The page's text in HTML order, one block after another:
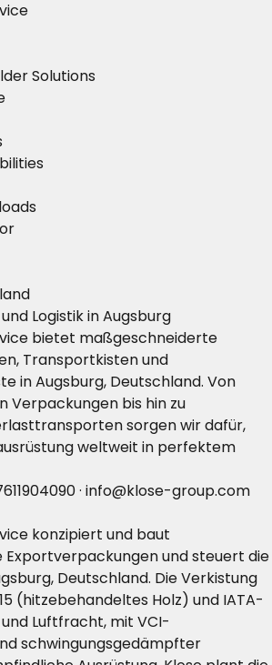
Solutions
Logistik in Augsburg
bietet maßgeschneiderte
Transportkisten und
in Augsburg, Deutschland. Von
Verpackungen bis hin zu
sorgen wir dafür,
weltweit in perfektem
· info@klose-group.com
konzipiert und baut
und steuert die
Deutschland. Die Verkistung
(hitzebehandeltes Holz) und IATA-
Luftfracht, mit VCI-
schwingungsgedämpfter